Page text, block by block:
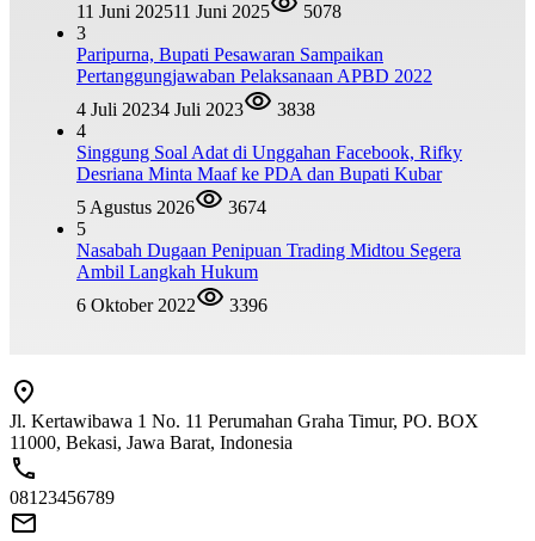
11 Juni 202511 Juni 2025
5078
3
Paripurna, Bupati Pesawaran Sampaikan
Pertanggungjawaban Pelaksanaan APBD 2022
4 Juli 20234 Juli 2023
3838
4
Singgung Soal Adat di Unggahan Facebook, Rifky
Desriana Minta Maaf ke PDA dan Bupati Kubar
5 Agustus 2026
3674
5
Nasabah Dugaan Penipuan Trading Midtou Segera
Ambil Langkah Hukum
6 Oktober 2022
3396
Jl. Kertawibawa 1 No. 11 Perumahan Graha Timur, PO. BOX
11000, Bekasi, Jawa Barat, Indonesia
08123456789